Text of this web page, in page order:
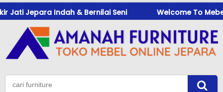
Jepara Indah & Bernilai Seni Welcome To